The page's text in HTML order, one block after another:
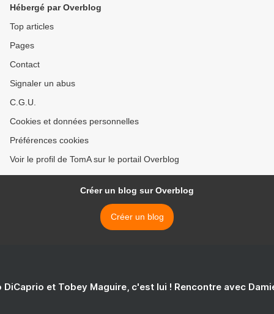
Hébergé par Overblog
Top articles
Pages
Contact
Signaler un abus
C.G.U.
Cookies et données personnelles
Préférences cookies
Voir le profil de TomA sur le portail Overblog
Créer un blog sur Overblog
Créer un blog
DiCaprio et Tobey Maguire, c'est lui ! Rencontre avec